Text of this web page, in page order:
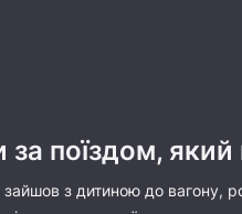
поїздом,
з дитиною до вагону,